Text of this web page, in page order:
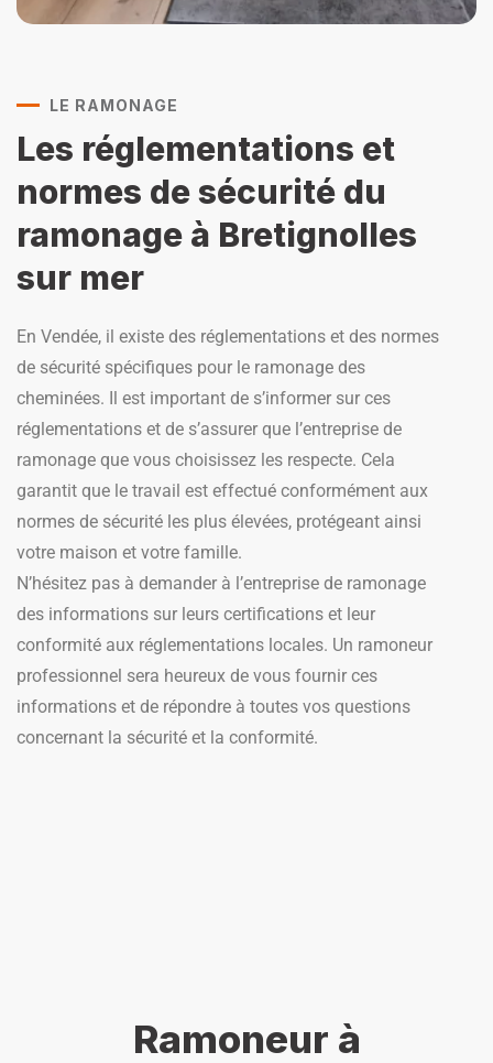
LE RAMONAGE
Les réglementations et
normes de sécurité du
ramonage à Bretignolles
sur mer
En Vendée, il existe des réglementations et des normes
de sécurité spécifiques pour le ramonage des
cheminées. Il est important de s’informer sur ces
réglementations et de s’assurer que l’entreprise de
ramonage que vous choisissez les respecte. Cela
garantit que le travail est effectué conformément aux
normes de sécurité les plus élevées, protégeant ainsi
votre maison et votre famille.
N’hésitez pas à demander à l’entreprise de ramonage
des informations sur leurs certifications et leur
conformité aux réglementations locales. Un ramoneur
professionnel sera heureux de vous fournir ces
informations et de répondre à toutes vos questions
concernant la sécurité et la conformité.
Ramoneur à